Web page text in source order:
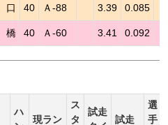
口 40 Ａ-88 3.39 0.085
橋 40 Ａ-60 3.41 0.092
ハ
現ラン
ス
タ
試走
試走
選
手